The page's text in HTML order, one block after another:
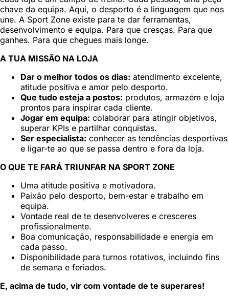
chave da equipa. Aqui, o desporto é a linguagem que nos
une. A Sport Zone existe para te dar ferramentas,
desenvolvimento e equipa. Para que cresças. Para que
ganhes. Para que chegues mais longe.
A TUA MISSÃO NA LOJA
Dar o melhor todos os dias: atendimento excelente,
atitude positiva e amor pelo desporto.
Que tudo esteja a postos: produtos, armazém e loja
prontos para inspirar cada cliente.
Jogar em equipa: colaborar para atingir objetivos,
superar KPIs e partilhar conquistas.
Ser especialista: conhecer as tendências desportivas
e ligar-te ao que se passa dentro e fora da loja.
O QUE TE FARÁ TRIUNFAR NA SPORT ZONE
Uma atitude positiva e motivadora.
Paixão pelo desporto, bem-estar e trabalho em
equipa.
Vontade real de te desenvolveres e cresceres
profissionalmente.
Boa comunicação, responsabilidade e energia em
cada passo.
Disponibilidade para turnos rotativos, incluindo fins
de semana e feriados.
E, acima de tudo, vir com vontade de te superares!